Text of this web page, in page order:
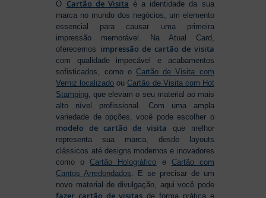
O Cartão de Visita é a identidade da sua
marca no mundo dos negócios, um elemento
essencial para causar uma primeira
impressão memorável. Na Atual Card,
oferecemos impressão de cartão de visita
com qualidade impecável e acabamentos
sofisticados, como o Cartão de Visita com
Verniz localizado ouCartão de Visita com Hot
Stamping , que elevam o seu material ao mais
alto nível profissional. Com uma ampla
variedade de opções, você pode escolher o
modelo de cartão de visita que melhor
representa sua marca, desde layouts
clássicos até designs modernos e inovadores
como oCartão Holográfico e Cartão com
Cantos Arredondados . E se precisar de um
novo material de divulgação, aqui você pode
fazer cartão de visitas de forma prática e